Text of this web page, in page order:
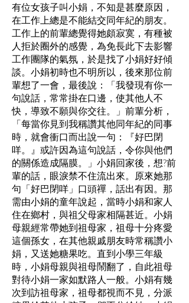
有位女孩子叫小娟，不知是甚麼原因，
在工作上總是不能結交同年紀的朋友。
工作上的前輩總覺得她頗寂寞，有種被
人拒於圈外的感覺，為免長此下去影響
工作團隊的氣氛，於是找了小娟好好傾
談。小娟初時也不明所以，後來那位前
輩想了一會，最後說：「我發現有你一
句說話，常常掛在口邊，使其他人不
快，導致不願與你交往。」前輩分析，
「每當你見到我稱讚其他同年紀的同事
時，就會衝口而出說一句：『好巴閉
咩。』或許因為這句說話，令你與他們
的關係造成隔膜。」小娟回家後，想?前
輩的話，眼淚禁不住流出來。原來她那
句「好巴閉咩」口頭禪，話出有因。那
需由小娟的童年說起，當時小娟和家人
住在鄉村，與祖父母家相隔甚近。小娟
母親經常帶她到祖母家，祖母十分疼愛
這個孫女，在其他親戚朋友時常稱讚小
娟，又送她糖果吃。直到小學三年級
時，小娟母親與祖母鬧翻了，自此祖母
對待小娟一家如默路人一般。小娟有幾
次到訪祖母家，祖母都視而不見，分派